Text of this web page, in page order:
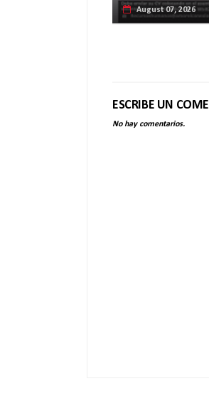
August 07, 2026
ESCRIBE UN
No hay comentarios.